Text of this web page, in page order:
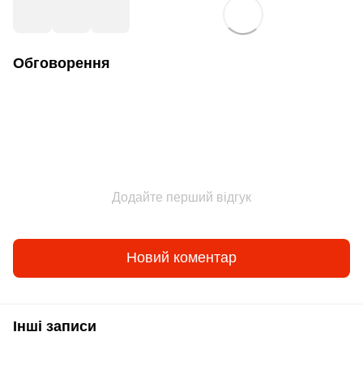
Обговорення
Додайте перший відгук
Новий коментар
Інші записи